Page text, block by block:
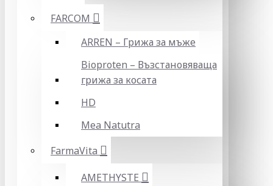
FARCOM
ARREN – Грижа за мъже
Bioproten – Възстановяваща
грижа за косата
HD
Mea Natutra
FarmaVita
AMETHYSTE